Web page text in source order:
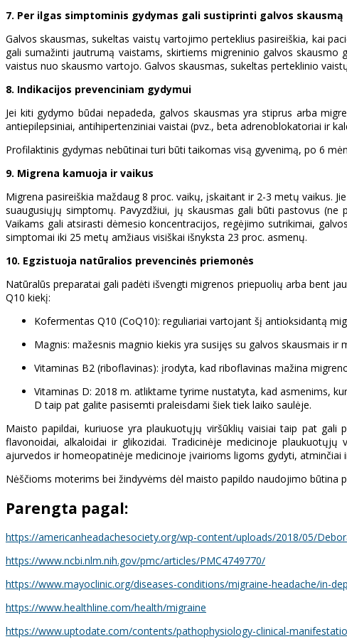
7. Per ilgas simptominis gydymas gali sustiprinti galvos skausmą
Galvos skausmas, sukeltas vaistų vartojimo perteklius pasireiškia, kai
gali sumažinti jautrumą vaistams, skirtiems migreninio galvos
vaistus nuo skausmo vartojo. Galvos skausmas, sukeltas perteklinio
8. Indikacijos prevenciniam gydymui
Jei kiti gydymo būdai nepadeda, galvos skausmas yra stiprus arba
antiepilepsiniai, antihipertenziniai vaistai (pvz., beta adrenoblokatoriai ir
Profilaktinis gydymas nebūtinai turi būti taikomas visą gyvenimą, po 6
9. Migrena kamuoja ir vaikus
Migrena pasireiškia maždaug 8 proc. vaikų, įskaitant ir 2-3 metų vaikus.
suaugusiųjų simptomų. Pavyzdžiui, jų skausmas gali būti pastovus
Vaikams gali atsirasti dėmesio koncentracijos, regėjimo sutrikimai,
simptomai iki 25 metų amžiaus visiškai išnyksta 23 proc. asmenų.
10. Egzistuoja natūralios prevencinės priemonės
Natūralūs preparatai gali padėti išvengti migrenos priepuolių arba bent
Q10 kiekį:
Kofermentas Q10 (CoQ10): reguliariai vartojant šį antioksidantą
Magnis: mažesnis magnio kiekis yra susijęs su galvos skausmais
Vitaminas B2 (riboflavinas): įrodyta, kad riboflavinas mažina
Vitaminas D: 2018 m. atliktame tyrime nustatyta, kad asmenims,
D taip pat galite pasisemti praleisdami šiek tiek laiko saulėje.
Maisto papildai, kuriuose yra plaukuotųjų viršūklių vaisiai taip pat
flavonoidai, alkaloidai ir glikozidai. Tradicinėje medicinoje
ajurvedos ir homeopatinėje medicinoje įvairioms ligoms gydyti, atminčiai
Nėščioms moterims bei žindyvėms dėl maisto papildo naudojimo būtina
Parengta pagal:
https://americanheadachesociety.org/wp-content/uploads/2018/05/
https://www.ncbi.nlm.nih.gov/pmc/articles/PMC4749770/
https://www.mayoclinic.org/diseases-conditions/migraine-headache/in-
https://www.healthline.com/health/migraine
https://www.uptodate.com/contents/pathophysiology-clinical-